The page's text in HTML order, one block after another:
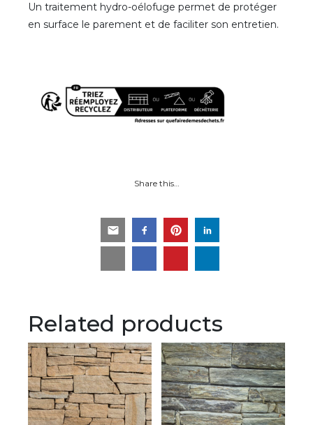
Un traitement hydro-oélofuge permet de protéger
en surface le parement et de faciliter son entretien.
Share this…
Related products